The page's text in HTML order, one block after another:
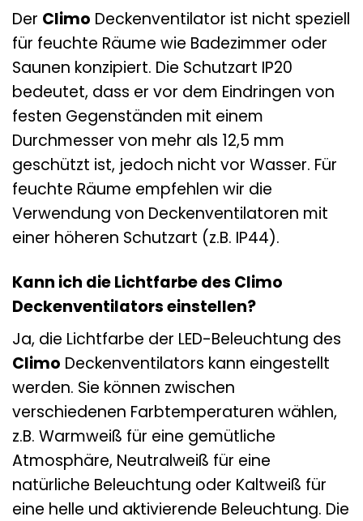
Der Climo Deckenventilator ist nicht speziell
für feuchte Räume wie Badezimmer oder
Saunen konzipiert. Die Schutzart IP20
bedeutet, dass er vor dem Eindringen von
festen Gegenständen mit einem
Durchmesser von mehr als 12,5 mm
geschützt ist, jedoch nicht vor Wasser. Für
feuchte Räume empfehlen wir die
Verwendung von Deckenventilatoren mit
einer höheren Schutzart (z.B. IP44).
Kann ich die Lichtfarbe des Climo
Deckenventilators einstellen?
Ja, die Lichtfarbe der LED-Beleuchtung des
Climo Deckenventilators kann eingestellt
werden. Sie können zwischen
verschiedenen Farbtemperaturen wählen,
z.B. Warmweiß für eine gemütliche
Atmosphäre, Neutralweiß für eine
natürliche Beleuchtung oder Kaltweiß für
eine helle und aktivierende Beleuchtung. Die